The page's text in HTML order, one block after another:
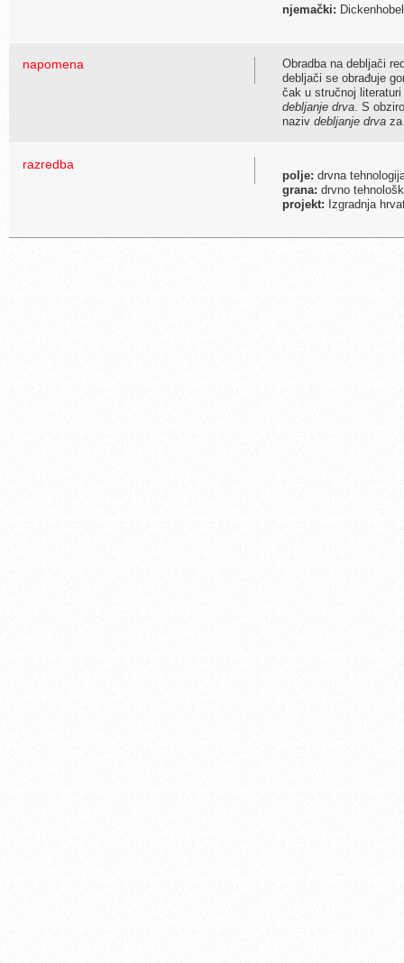
njemački:
napomena
Obradba na debljači
debljači se obrađuje
čak u stručnoj
debljanje drva. S
naziv debljanje drva za
razredba
polje: drvna
grana: drvno
projekt: Izgradnja